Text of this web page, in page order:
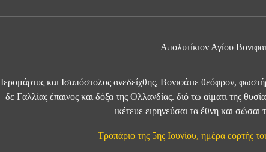
Απολυτίκιον Αγίου
Ιερομάρτυς και Ισαπόστολος ανεδείχθης, Βονιφάτιε θεόφρον,
δε Γαλλίας έπαινος και δόξα της Ολλανδίας. διό τω αίματι της
ικέτευε ειρηνεύσαι τα έθνη και
Τροπάριο της 5ης Ιουνίου, ημέρα εορτής